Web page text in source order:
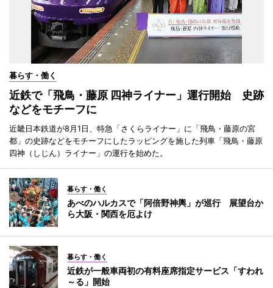
暮らす・働く
近鉄で「飛鳥・藤原 四神ライナー」運行開始 史跡
などをモチーフに
近畿日本鉄道が8月1日、特急「さくらライナー」に「飛鳥・藤原の宮
都」の史跡などをモチーフにしたラッピングを施した列車「飛鳥・藤原
四神（しじん）ライナー」の運行を始めた。
暮らす・働く
あべのハルカスで「阿倍野神輿」が巡行 展望台か
ら大阪・関西を厄よけ
暮らす・働く
近鉄が一般車両初の有料座席指定サービス「すわれ
～る」開始